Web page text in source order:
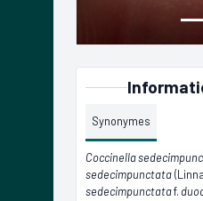
Synonymes
Coccinella
sedecimpunctata
sedecimpunctataf.